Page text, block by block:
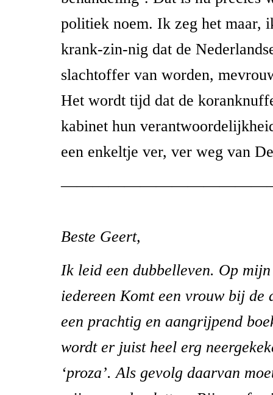
politiek noem. Ik zeg het maar,
krank-zin-nig dat de
slachtoffer van worden,
Het wordt tijd dat de
kabinet hun
een enkeltje ver, ver weg van
Beste Geert,
Ik leid een dubbelleven. Op
iedereen Komt een vrouw bij de
een prachtig en aangrijpend
wordt er juist heel erg
‘proza’. Als gevolg daarvan